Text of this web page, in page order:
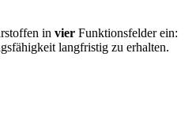
in vier Funktionsfelder ein:
langfristig zu erhalten.